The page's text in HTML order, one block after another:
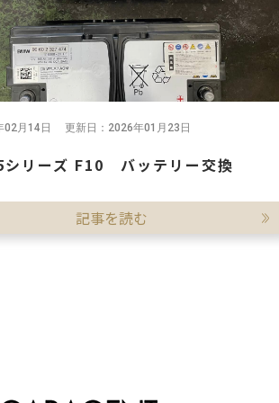
02月14日 更新日：2026年01月23日
シリーズ F10 バッテリー交換
記事を読む